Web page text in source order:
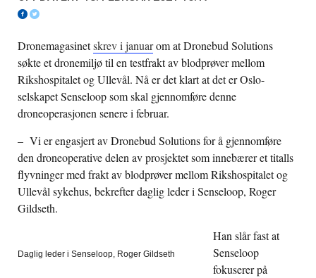
Dronemagasinetskrev i januarom at Dronebud Solutions
søkte et dronemiljø til en testfrakt av blodprøver mellom
Rikshospitalet og Ullevål. Nå er det klart at det er Oslo-
selskapet Senseloop som skal gjennomføre denne
droneoperasjonen senere i februar.
– Vi er engasjert av Dronebud Solutions for å gjennomføre
den droneoperative delen av prosjektet som innebærer et titalls
flyvninger med frakt av blodprøver mellom Rikshospitalet og
Ullevål sykehus, bekrefter daglig leder i Senseloop, Roger
Gildseth.
Daglig leder i Senseloop, Roger Gildseth
Han slår fast at
Senseloop
fokuserer på